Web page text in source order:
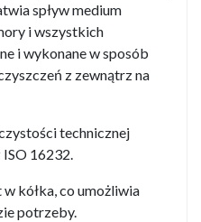
spływ medium
i wszystkich
i wykonane w sposób
z zewnątrz na
technicznej
16232.
kółka, co umożliwia
potrzeby.